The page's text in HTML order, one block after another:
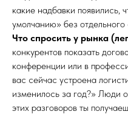
какие надбавки появились,
умолчанию» без отдельного
Что спросить у рынка
конкурентов показать
конференции или в
вас сейчас устроена
изменилось за год?» Люди
этих разговоров ты